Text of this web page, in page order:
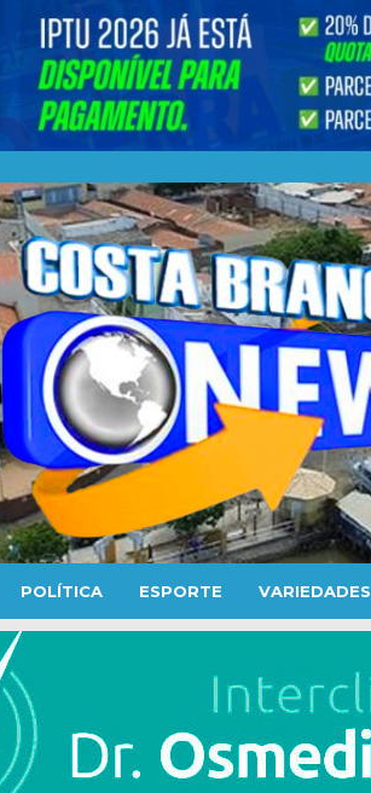
POLÍTICA ESPORTE VARIEDADES